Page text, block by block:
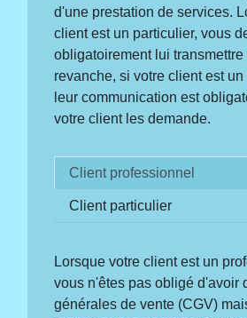
d'une prestation de services.
client est un particulier, vous
obligatoirement lui transmettre
revanche, si votre client est
leur communication est
votre client les demande.
Client professionnel
Client particulier
Lorsque votre client est un
vous n'êtes pas obligé d'avoir
générales de vente (CGV)